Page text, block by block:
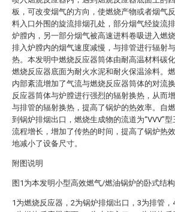
板，可改变烟气的方向，使燃烧产物或者烟气
料入口外围的旋流排烟孔处，部分烟气经旋流
炉膛内，另一部分烟气被高速进料卷吸进入燃
排入炉膛内的烟气速度减慢，与排管进行辐射
热。本发明中燃烧反应器筒体由耐高温材料碳
燃烧反应器底面为耐火水泥和耐火保温涂料。
内部紊流增加了气流与燃烧反应器筒体的对流
反应器筒体与炉膛进行强烈的辐射换热，从而
与排管的辐射换热，提高了锅炉的热效率。自
到锅炉排烟出口，燃烧生成物的流道为“VVV”型
流程增长，增加了传热的时间，提高了锅炉热
地减小了设备尺寸。
附图说明
图1为本发明小型高效燃气/燃油锅炉的卧式结构
1为燃烧反应器，2为锅炉排烟出口，3为排管，